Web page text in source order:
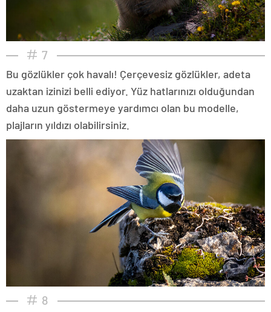
7
Bu gözlükler çok havalı! Çerçevesiz gözlükler, adeta
uzaktan izinizi belli ediyor. Yüz hatlarınızı olduğundan
daha uzun göstermeye yardımcı olan bu modelle,
plajların yıldızı olabilirsiniz.
8